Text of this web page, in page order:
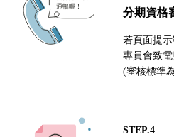
分期資格
若頁面提
專員會致
(審核標準
STEP.4